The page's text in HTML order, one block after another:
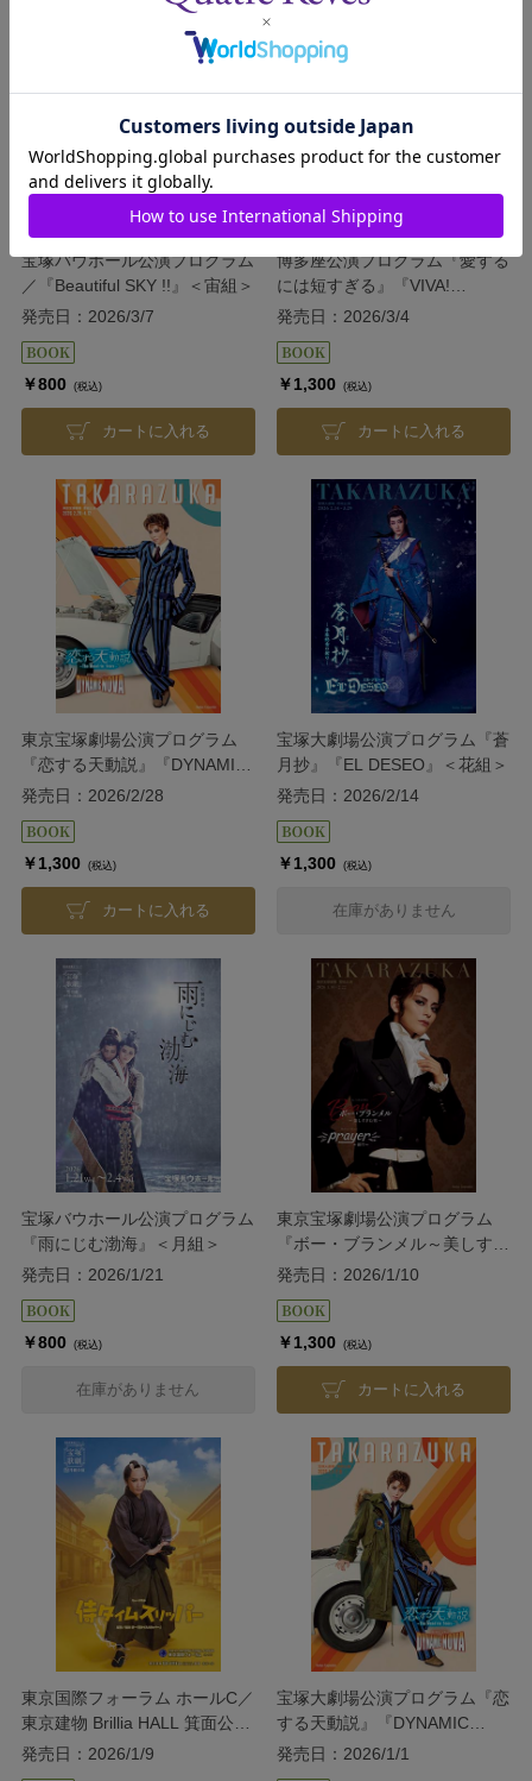
宝塚バウホール公演プログラム
／『Beautiful SKY !!』＜宙組＞
発売日：2026/3/7
￥800 (税込)
カートに入れる
博多座公演プログラム『愛する
には短すぎる』『VIVA!
FESTA! 2026 in HAKATA』＜
発売日：2026/3/4
￥1,300 (税込)
カートに入れる
東京宝塚劇場公演プログラム
『恋する天動説』『DYNAMIC
NOVA』＜星組＞
発売日：2026/2/28
￥1,300 (税込)
カートに入れる
宝塚大劇場公演プログラム『蒼
月抄』『EL DESEO』＜花組＞
発売日：2026/2/14
￥1,300 (税込)
在庫がありません
宝塚バウホール公演プログラム
『雨にじむ渤海』＜月組＞
発売日：2026/1/21
￥800 (税込)
在庫がありません
東京宝塚劇場公演プログラム
『ボー・ブランメル～美しすぎ
た男～』『Prayer～祈り～』＜
発売日：2026/1/10
￥1,300 (税込)
カートに入れる
東京国際フォーラム ホールC／
東京建物 Brillia HALL 箕面公演
プログラム『侍タイムスリッパ
発売日：2026/1/9
宝塚大劇場公演プログラム『恋
する天動説』『DYNAMIC
NOVA』＜星組＞
発売日：2026/1/1